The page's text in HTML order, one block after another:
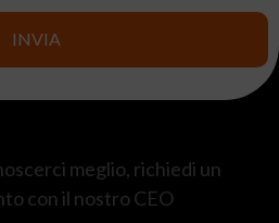
INVIA
meglio, richiedi un
con il nostro CEO